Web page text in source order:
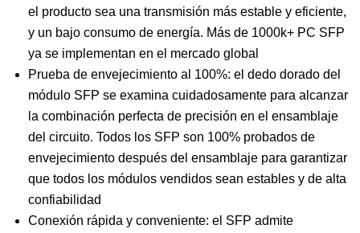
el producto sea una transmisión más estable y eficiente,
y un bajo consumo de energía. Más de 1000k+ PC SFP
ya se implementan en el mercado global
Prueba de envejecimiento al 100%: el dedo dorado del
módulo SFP se examina cuidadosamente para alcanzar
la combinación perfecta de precisión en el ensamblaje
del circuito. Todos los SFP son 100% probados de
envejecimiento después del ensamblaje para garantizar
que todos los módulos vendidos sean estables y de alta
confiabilidad
Conexión rápida y conveniente: el SFP admite